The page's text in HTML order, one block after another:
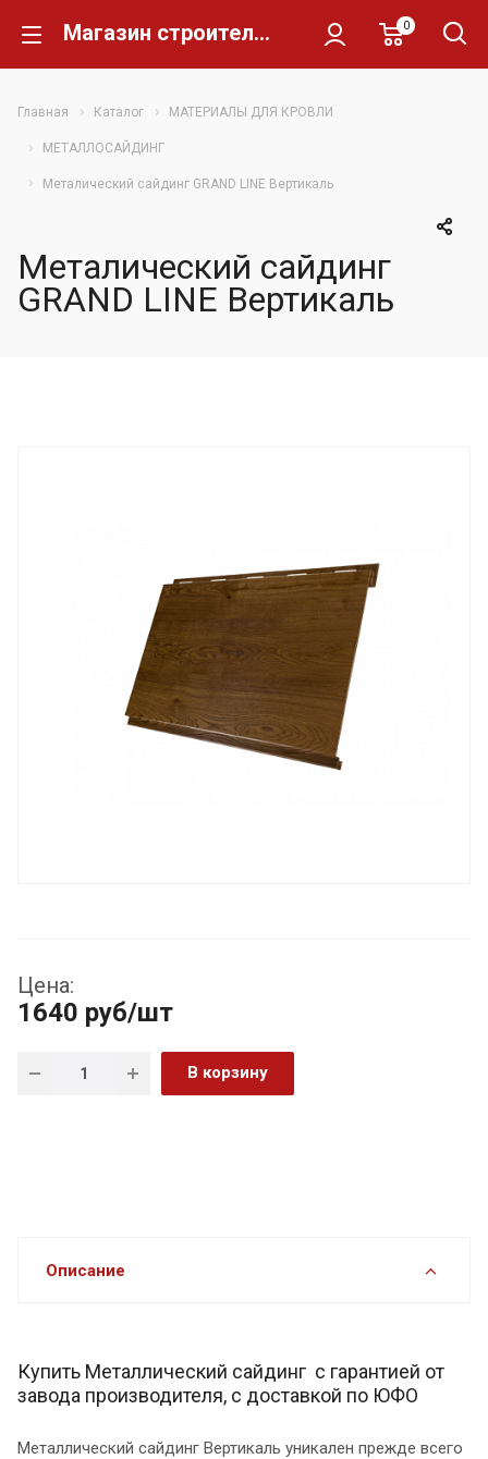
Магазин строительных материалов Склад Кирпича 0
Главная Каталог МАТЕРИАЛЫ ДЛЯ КРОВЛИ
МЕТАЛЛОСАЙДИНГ
Металический сайдинг GRAND LINE Вертикаль
Металический сайдинг
GRAND LINE Вертикаль
Цена:
1640 руб/шт
В корзину
Описание
Купить Металлический сайдинг с гарантией от
завода производителя, с доставкой по ЮФО
Металлический сайдинг Вертикаль уникален прежде всего